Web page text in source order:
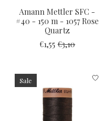
Amann Mettler SFC -
#40 - 150 m - 1057 Rose
Quartz
€1,55 €3,10
Sale